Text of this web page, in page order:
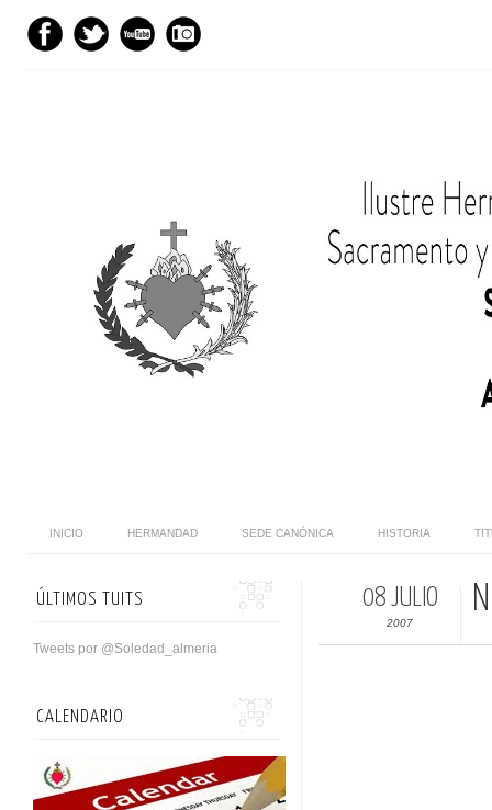
INICIO HERMANDAD SEDE CANÓNICA HISTORIA
08 JULIO
2007
ÚLTIMOS TUITS
Tweets por @Soledad_almeria
CALENDARIO